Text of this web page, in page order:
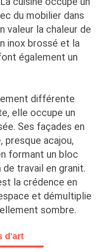
du mobilier dans
valeur la chaleur de
inox brossé et la
également un
différente
elle occupe un
Ses façades en
presque acajou,
formant un bloc
travail en granit.
la crédence en
et démultiplie
sombre.
d'art